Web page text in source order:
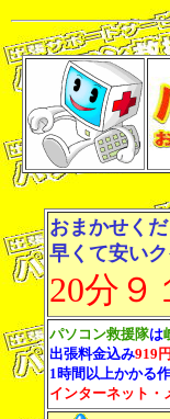
おまかせく
早くて安い
20分９
パソコン救援隊は
出張料金込み919円
1時間以上かかる
インターネット・